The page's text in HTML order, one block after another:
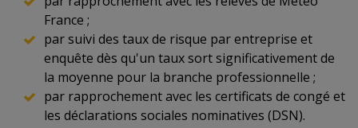
France ;
par suivi des taux de risque par entreprise et
enquête dès qu'un taux sort significativement de
la moyenne pour la branche professionnelle ;
par rapprochement avec les certificats de congé et
les déclarations sociales nominatives (DSN).